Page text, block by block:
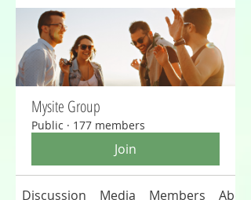
Mysite Group
Public · 177 members
Join
Discussion Media Members About